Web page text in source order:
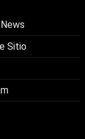
Sitio